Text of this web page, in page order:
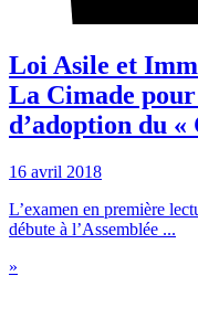
Loi Asile et
La Cimade
d’adoption du «
16 avril 2018
L’examen en première
débute à l’Assemblée ...
»